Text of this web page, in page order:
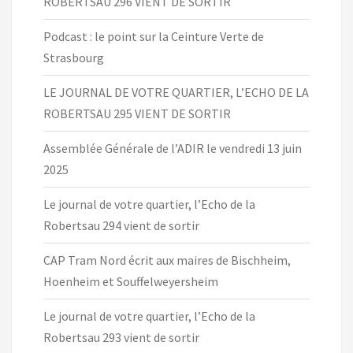
Podcast : le point sur la Ceinture Verte de
Strasbourg
LE JOURNAL DE VOTRE QUARTIER, L’ECHO DE LA
ROBERTSAU 295 VIENT DE SORTIR
Assemblée Générale de l’ADIR le vendredi 13 juin
2025
Le journal de votre quartier, l’Echo de la
Robertsau 294 vient de sortir
CAP Tram Nord écrit aux maires de Bischheim,
Hoenheim et Souffelweyersheim
Le journal de votre quartier, l’Echo de la
Robertsau 293 vient de sortir